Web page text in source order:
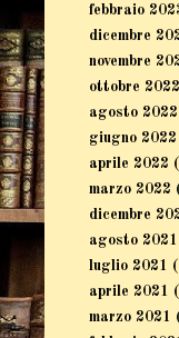
febbraio
dicembre
novembre
ottobre 2022
agosto 2022
giugno 2022
aprile 2022
marzo 2022
dicembre
agosto 2021
luglio 2021
aprile 2021
marzo 2021